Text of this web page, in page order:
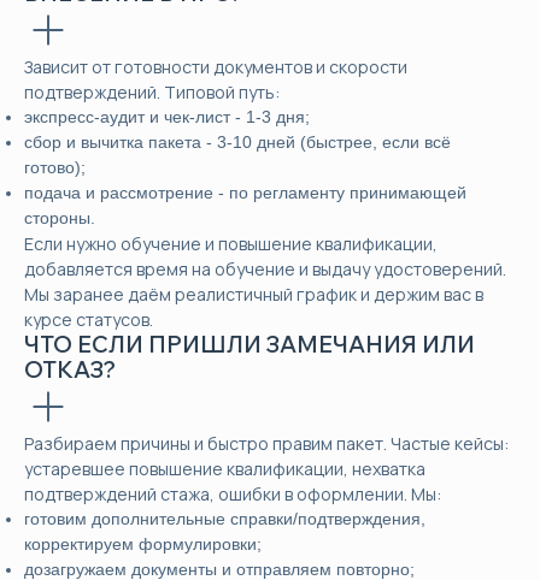
Зависит от готовности документов и скорости
подтверждений. Типовой путь:
экспресс-аудит и чек-лист - 1-3 дня;
сбор и вычитка пакета - 3-10 дней (быстрее, если всё
готово);
подача и рассмотрение - по регламенту принимающей
стороны.
Если нужно обучение и повышение квалификации,
добавляется время на обучение и выдачу удостоверений.
Мы заранее даём реалистичный график и держим вас в
курсе статусов.
ЧТО ЕСЛИ ПРИШЛИ ЗАМЕЧАНИЯ ИЛИ
ОТКАЗ?
Разбираем причины и быстро правим пакет. Частые кейсы:
устаревшее повышение квалификации, нехватка
подтверждений стажа, ошибки в оформлении. Мы:
готовим дополнительные справки/подтверждения,
корректируем формулировки;
дозагружаем документы и отправляем повторно;